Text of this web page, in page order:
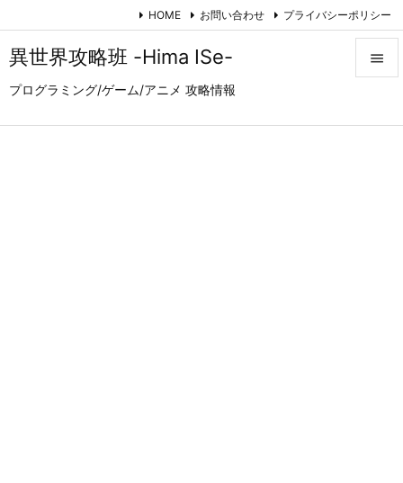
異世界攻略班 -Hima ISe-
プログラミング/ゲーム/アニメ 攻略情報

HOME お問い合わせ プライバシーポリシー